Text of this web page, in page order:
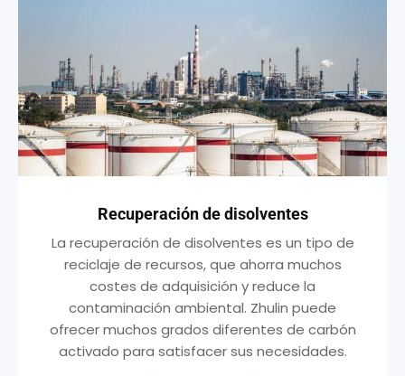
Recuperación de disolventes
La recuperación de disolventes es un tipo de
reciclaje de recursos, que ahorra muchos
costes de adquisición y reduce la
contaminación ambiental. Zhulin puede
ofrecer muchos grados diferentes de carbón
activado para satisfacer sus necesidades.